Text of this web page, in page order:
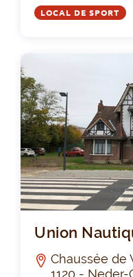
LOCAL DE SPORT
Union
Chaussée de
1120 -